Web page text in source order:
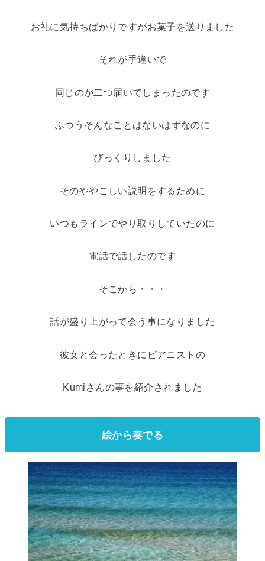
お礼に気持ちばかりですがお菓子を送りました
それが手違いで
同じのが二つ届いてしまったのです
ふつうそんなことはないはずなのに
びっくりしました
そのややこしい説明をするために
いつもラインでやり取りしていたのに
電話で話したのです
そこから・・・
話が盛り上がって会う事になりました
彼女と会ったときにピアニストの
Kumiさんの事を紹介されました
絵から奏でる